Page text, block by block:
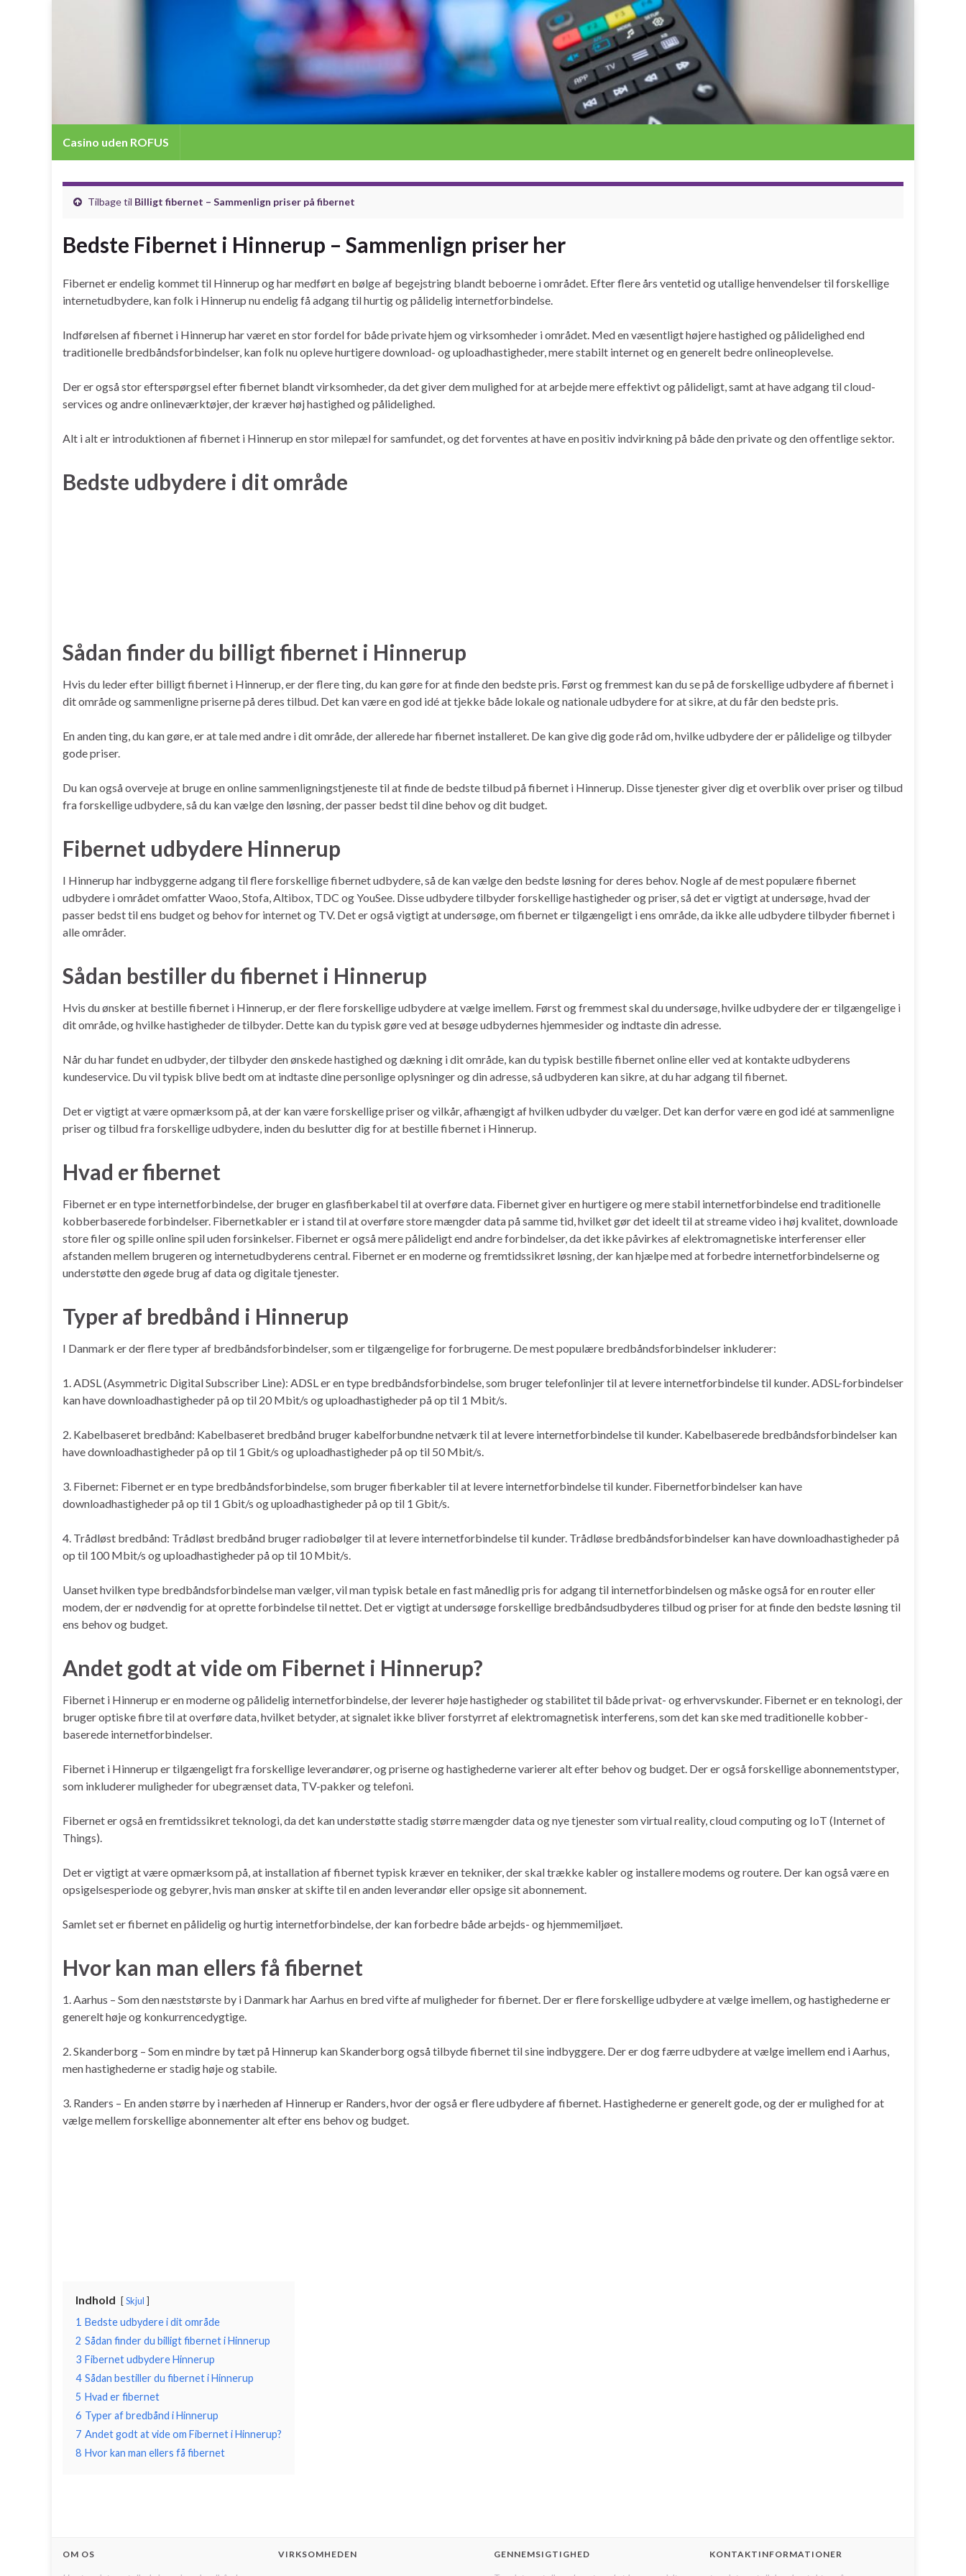
Casino uden ROFUS
Tilbage til Billigt fibernet – Sammenlign priser på fibernet
Bedste Fibernet i Hinnerup – Sammenlign priser her
Fibernet er endelig kommet til Hinnerup og har medført en bølge af begejstring blandt beboerne i området. Efter flere års ventetid og utallige henvendelser til forskellige
internetudbydere, kan folk i Hinnerup nu endelig få adgang til hurtig og pålidelig internetforbindelse.
Indførelsen af fibernet i Hinnerup har været en stor fordel for både private hjem og virksomheder i området. Med en væsentligt højere hastighed og pålidelighed end
traditionelle bredbåndsforbindelser, kan folk nu opleve hurtigere download- og uploadhastigheder, mere stabilt internet og en generelt bedre onlineoplevelse.
Der er også stor efterspørgsel efter fibernet blandt virksomheder, da det giver dem mulighed for at arbejde mere effektivt og pålideligt, samt at have adgang til cloud-
services og andre onlineværktøjer, der kræver høj hastighed og pålidelighed.
Alt i alt er introduktionen af fibernet i Hinnerup en stor milepæl for samfundet, og det forventes at have en positiv indvirkning på både den private og den offentlige sektor.
Bedste udbydere i dit område
Sådan finder du billigt fibernet i Hinnerup
Hvis du leder efter billigt fibernet i Hinnerup, er der flere ting, du kan gøre for at finde den bedste pris. Først og fremmest kan du se på de forskellige udbydere af fibernet i
dit område og sammenligne priserne på deres tilbud. Det kan være en god idé at tjekke både lokale og nationale udbydere for at sikre, at du får den bedste pris.
En anden ting, du kan gøre, er at tale med andre i dit område, der allerede har fibernet installeret. De kan give dig gode råd om, hvilke udbydere der er pålidelige og tilbyder
gode priser.
Du kan også overveje at bruge en online sammenligningstjeneste til at finde de bedste tilbud på fibernet i Hinnerup. Disse tjenester giver dig et overblik over priser og tilbud
fra forskellige udbydere, så du kan vælge den løsning, der passer bedst til dine behov og dit budget.
Fibernet udbydere Hinnerup
I Hinnerup har indbyggerne adgang til flere forskellige fibernet udbydere, så de kan vælge den bedste løsning for deres behov. Nogle af de mest populære fibernet
udbydere i området omfatter Waoo, Stofa, Altibox, TDC og YouSee. Disse udbydere tilbyder forskellige hastigheder og priser, så det er vigtigt at undersøge, hvad der
passer bedst til ens budget og behov for internet og TV. Det er også vigtigt at undersøge, om fibernet er tilgængeligt i ens område, da ikke alle udbydere tilbyder fibernet i
alle områder.
Sådan bestiller du fibernet i Hinnerup
Hvis du ønsker at bestille fibernet i Hinnerup, er der flere forskellige udbydere at vælge imellem. Først og fremmest skal du undersøge, hvilke udbydere der er tilgængelige i
dit område, og hvilke hastigheder de tilbyder. Dette kan du typisk gøre ved at besøge udbydernes hjemmesider og indtaste din adresse.
Når du har fundet en udbyder, der tilbyder den ønskede hastighed og dækning i dit område, kan du typisk bestille fibernet online eller ved at kontakte udbyderens
kundeservice. Du vil typisk blive bedt om at indtaste dine personlige oplysninger og din adresse, så udbyderen kan sikre, at du har adgang til fibernet.
Det er vigtigt at være opmærksom på, at der kan være forskellige priser og vilkår, afhængigt af hvilken udbyder du vælger. Det kan derfor være en god idé at sammenligne
priser og tilbud fra forskellige udbydere, inden du beslutter dig for at bestille fibernet i Hinnerup.
Hvad er fibernet
Fibernet er en type internetforbindelse, der bruger en glasfiberkabel til at overføre data. Fibernet giver en hurtigere og mere stabil internetforbindelse end traditionelle
kobberbaserede forbindelser. Fibernetkabler er i stand til at overføre store mængder data på samme tid, hvilket gør det ideelt til at streame video i høj kvalitet, downloade
store filer og spille online spil uden forsinkelser. Fibernet er også mere pålideligt end andre forbindelser, da det ikke påvirkes af elektromagnetiske interferenser eller
afstanden mellem brugeren og internetudbyderens central. Fibernet er en moderne og fremtidssikret løsning, der kan hjælpe med at forbedre internetforbindelserne og
understøtte den øgede brug af data og digitale tjenester.
Typer af bredbånd i Hinnerup
I Danmark er der flere typer af bredbåndsforbindelser, som er tilgængelige for forbrugerne. De mest populære bredbåndsforbindelser inkluderer:
1. ADSL (Asymmetric Digital Subscriber Line): ADSL er en type bredbåndsforbindelse, som bruger telefonlinjer til at levere internetforbindelse til kunder. ADSL-forbindelser
kan have downloadhastigheder på op til 20 Mbit/s og uploadhastigheder på op til 1 Mbit/s.
2. Kabelbaseret bredbånd: Kabelbaseret bredbånd bruger kabelforbundne netværk til at levere internetforbindelse til kunder. Kabelbaserede bredbåndsforbindelser kan
have downloadhastigheder på op til 1 Gbit/s og uploadhastigheder på op til 50 Mbit/s.
3. Fibernet: Fibernet er en type bredbåndsforbindelse, som bruger fiberkabler til at levere internetforbindelse til kunder. Fibernetforbindelser kan have
downloadhastigheder på op til 1 Gbit/s og uploadhastigheder på op til 1 Gbit/s.
4. Trådløst bredbånd: Trådløst bredbånd bruger radiobølger til at levere internetforbindelse til kunder. Trådløse bredbåndsforbindelser kan have downloadhastigheder på
op til 100 Mbit/s og uploadhastigheder på op til 10 Mbit/s.
Uanset hvilken type bredbåndsforbindelse man vælger, vil man typisk betale en fast månedlig pris for adgang til internetforbindelsen og måske også for en router eller
modem, der er nødvendig for at oprette forbindelse til nettet. Det er vigtigt at undersøge forskellige bredbåndsudbyderes tilbud og priser for at finde den bedste løsning til
ens behov og budget.
Andet godt at vide om Fibernet i Hinnerup?
Fibernet i Hinnerup er en moderne og pålidelig internetforbindelse, der leverer høje hastigheder og stabilitet til både privat- og erhvervskunder. Fibernet er en teknologi, der
bruger optiske fibre til at overføre data, hvilket betyder, at signalet ikke bliver forstyrret af elektromagnetisk interferens, som det kan ske med traditionelle kobber-
baserede internetforbindelser.
Fibernet i Hinnerup er tilgængeligt fra forskellige leverandører, og priserne og hastighederne varierer alt efter behov og budget. Der er også forskellige abonnementstyper,
som inkluderer muligheder for ubegrænset data, TV-pakker og telefoni.
Fibernet er også en fremtidssikret teknologi, da det kan understøtte stadig større mængder data og nye tjenester som virtual reality, cloud computing og IoT (Internet of
Things).
Det er vigtigt at være opmærksom på, at installation af fibernet typisk kræver en tekniker, der skal trække kabler og installere modems og routere. Der kan også være en
opsigelsesperiode og gebyrer, hvis man ønsker at skifte til en anden leverandør eller opsige sit abonnement.
Samlet set er fibernet en pålidelig og hurtig internetforbindelse, der kan forbedre både arbejds- og hjemmemiljøet.
Hvor kan man ellers få fibernet
1. Aarhus – Som den næststørste by i Danmark har Aarhus en bred vifte af muligheder for fibernet. Der er flere forskellige udbydere at vælge imellem, og hastighederne er
generelt høje og konkurrencedygtige.
2. Skanderborg – Som en mindre by tæt på Hinnerup kan Skanderborg også tilbyde fibernet til sine indbyggere. Der er dog færre udbydere at vælge imellem end i Aarhus,
men hastighederne er stadig høje og stabile.
3. Randers – En anden større by i nærheden af Hinnerup er Randers, hvor der også er flere udbydere af fibernet. Hastighederne er generelt gode, og der er mulighed for at
vælge mellem forskellige abonnementer alt efter ens behov og budget.
Indhold Skjul
1 Bedste udbydere i dit område
2 Sådan finder du billigt fibernet i Hinnerup
3 Fibernet udbydere Hinnerup
4 Sådan bestiller du fibernet i Hinnerup
5 Hvad er fibernet
6 Typer af bredbånd i Hinnerup
7 Andet godt at vide om Fibernet i Hinnerup?
8 Hvor kan man ellers få fibernet
OM OS VIRKSOMHEDEN GENNEMSIGTIGHED KONTAKTINFORMATIONER